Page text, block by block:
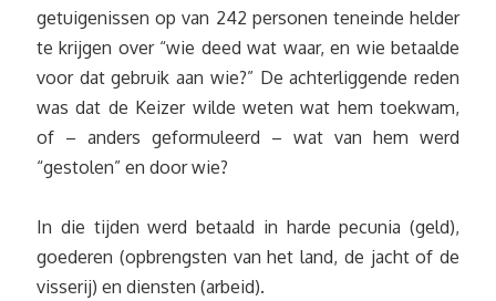
getuigenissen op van 242 personen teneinde helder
te krijgen over “wie deed wat waar, en wie betaalde
voor dat gebruik aan wie?” De achterliggende reden
was dat de Keizer wilde weten wat hem toekwam,
of – anders geformuleerd – wat van hem werd
“gestolen” en door wie?
In die tijden werd betaald in harde pecunia (geld),
goederen (opbrengsten van het land, de jacht of de
visserij) en diensten (arbeid).